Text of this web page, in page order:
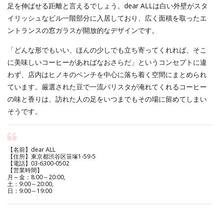
足を伸ばせる距離と言えるでしょう。dear ALLは白い外壁がスタ
イリッシュなビル一階部分に入居しており、広く面積を取ったエ
ントランスの窓ガラスが開放的なデザインです。
「どんな形でもいい、ほんの少しでも立ち寄ってくれれば、そこ
に美味しいコーヒーがあればなおさらだ」というコンセプトに違
わず、店内はヒノキのベンチを中心に落ち着く空間にまとめられ
ています。厳選された豆で一流バリスタが淹れてくれるコーヒー
の味と香りは、訪れた人の足をいつまでもその場に留めてしまい
そうです。
【名前】dear ALL
【住所】東京都渋谷区笹塚1-59-5
【電話】03-6300-0502
【営業時間】
月～金：8:00～20:00,
土：9:00～20:00,
日：9:00～19:00